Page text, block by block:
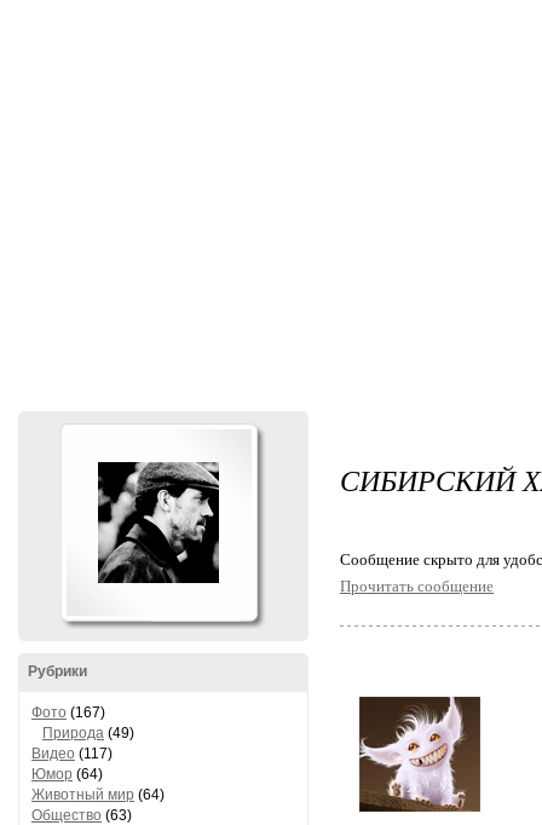
Рубрики
Фото (167)
Природа (49)
Видео (117)
Юмор (64)
Животный мир (64)
Общество (63)
СИБИРСКИЙ
Cообщение скрыто для
Прочитать сообщение